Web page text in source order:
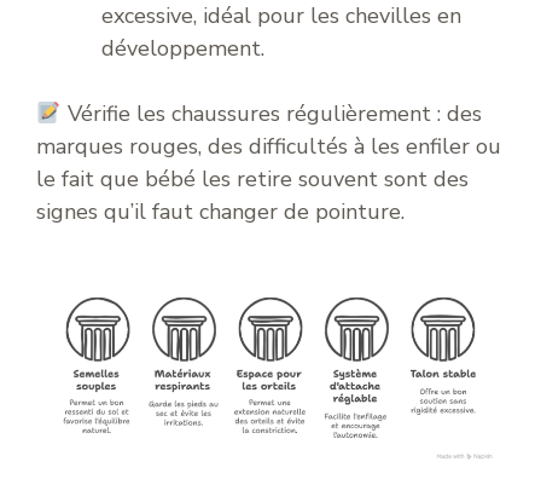
excessive, idéal pour les chevilles en
développement.
Vérifie les chaussures régulièrement : des
marques rouges, des difficultés à les enfiler ou
le fait que bébé les retire souvent sont des
signes qu’il faut changer de pointure.